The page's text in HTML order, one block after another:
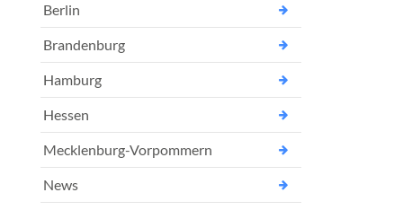
Berlin
Brandenburg
Hamburg
Hessen
Mecklenburg-Vorpommern
News